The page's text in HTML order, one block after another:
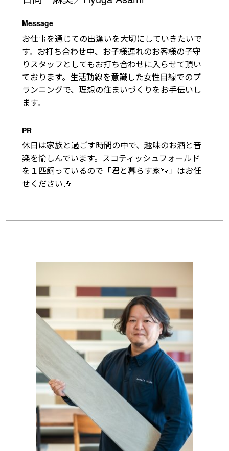
Message
お仕事を通じての出逢いを大切にしていきたいで
す。お打ち合わせ中、お子様連れのお客様の子守
りスタッフとしてもお打ち合わせに入らせて頂い
ております。生活動線を意識した女性目線でのプ
ランニングで、理想の住まいづくりをお手伝いし
ます。
PR
休日は家族と過ごす時間の中で、趣味のお酒と音
楽を愉しんでいます。スコティッシュフォールド
を１匹飼っているので「君と暮らす家🐾」はお任
せください🎶